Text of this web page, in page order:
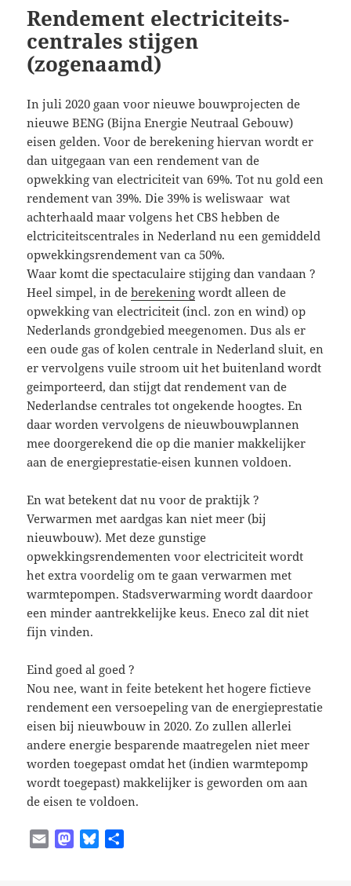
o
n
Rendement electriciteits-
centrales stijgen
(zogenaamd)
In juli 2020 gaan voor nieuwe bouwprojecten de
nieuwe BENG (Bijna Energie Neutraal Gebouw)
eisen gelden. Voor de berekening hiervan wordt er
dan uitgegaan van een rendement van de
opwekking van electriciteit van 69%. Tot nu gold een
rendement van 39%. Die 39% is weliswaar wat
achterhaald maar volgens het CBS hebben de
elctriciteitscentrales in Nederland nu een gemiddeld
opwekkingsrendement van ca 50%.
Waar komt die spectaculaire stijging dan vandaan ?
Heel simpel, in deberekening wordt alleen de
opwekking van electriciteit (incl. zon en wind) op
Nederlands grondgebied meegenomen. Dus als er
een oude gas of kolen centrale in Nederland sluit, en
er vervolgens vuile stroom uit het buitenland wordt
geimporteerd, dan stijgt dat rendement van de
Nederlandse centrales tot ongekende hoogtes. En
daar worden vervolgens de nieuwbouwplannen
mee doorgerekend die op die manier makkelijker
aan de energieprestatie-eisen kunnen voldoen.
En wat betekent dat nu voor de praktijk ?
Verwarmen met aardgas kan niet meer (bij
nieuwbouw). Met deze gunstige
opwekkingsrendementen voor electriciteit wordt
het extra voordelig om te gaan verwarmen met
warmtepompen. Stadsverwarming wordt daardoor
een minder aantrekkelijke keus. Eneco zal dit niet
fijn vinden.
Eind goed al goed ?
Nou nee, want in feite betekent het hogere fictieve
rendement een versoepeling van de energieprestatie
eisen bij nieuwbouw in 2020. Zo zullen allerlei
andere energie besparende maatregelen niet meer
worden toegepast omdat het (indien warmtepomp
wordt toegepast) makkelijker is geworden om aan
de eisen te voldoen.
M